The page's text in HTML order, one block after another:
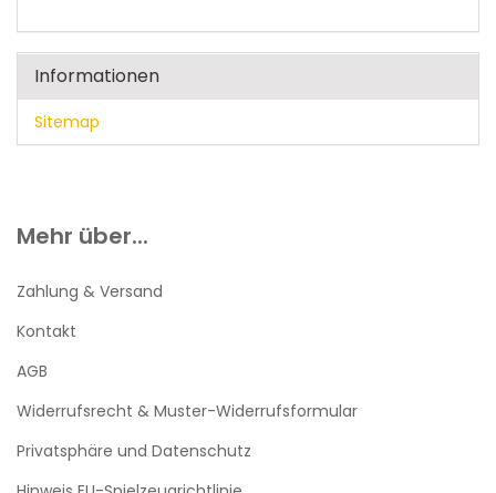
Informationen
Sitemap
Mehr über...
Zahlung & Versand
Kontakt
AGB
Widerrufsrecht & Muster-Widerrufsformular
Privatsphäre und Datenschutz